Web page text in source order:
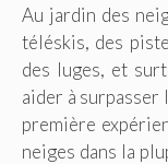
Au jardin des
téléskis, des
des luges, et
aider à
première
neiges dans la